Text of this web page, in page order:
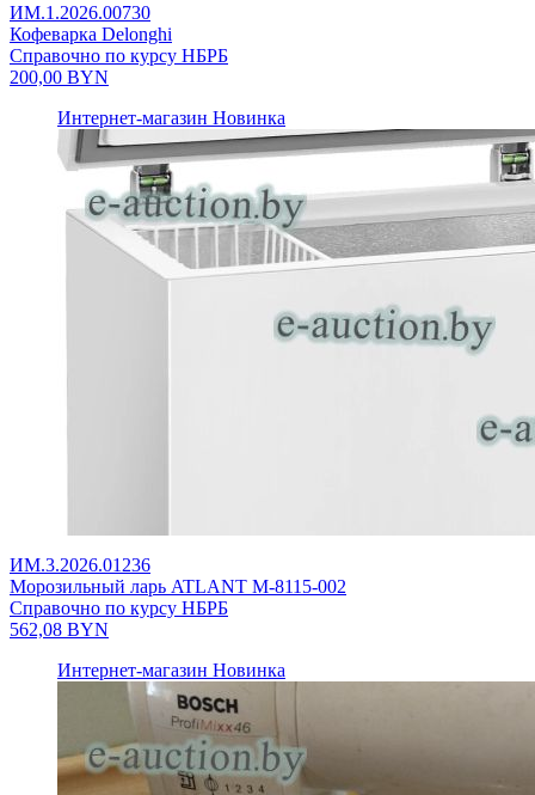
ИМ.1.2026.00730
Кофеварка Delonghi
Справочно по курсу НБРБ
200,00 BYN
Интернет-магазин Новинка
ИМ.3.2026.01236
Морозильный ларь ATLANT М-8115-002
Справочно по курсу НБРБ
562,08 BYN
Интернет-магазин Новинка